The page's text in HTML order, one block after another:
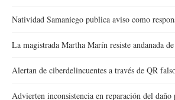
Natividad Samaniego publica aviso como
La magistrada Martha Marín resiste andanada de
Alertan de ciberdelincuentes a través de QR
Advierten inconsistencia en reparación del